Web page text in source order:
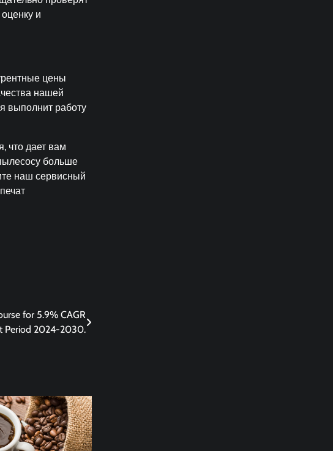
и
цены
нашей
выполнит работу
что дает вам
больше
наш сервисный
for 5.9% CAGR
Period 2024-2030.